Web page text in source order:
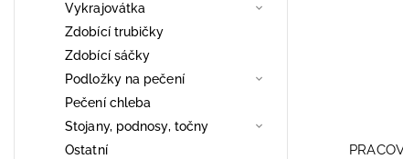
Vykrajovátka
Zdobící trubičky
Zdobící sáčky
Podložky na pečení
Pečení chleba
Stojany, podnosy, točny
Ostatní